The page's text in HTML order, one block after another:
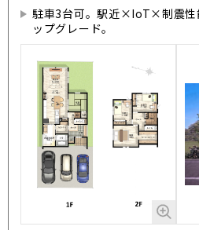
駐車3台可。駅近×IoT×制震性
ップグレード。